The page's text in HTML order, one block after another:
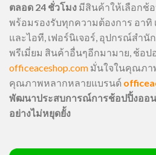
ตลอด 24 ชั่วโมง มีสินค้าให้เลือกช้อ
พร้อมรองรับทุกความต้องการ อาทิ
และไอที, เฟอร์นิเจอร์, อุปกรณ์สำนั
พรีเมี่ยม สินค้าอื่นๆอีกมามาย, ช้อป
officeaceshop.com มั่นใจในคุณภา
คุณภาพหลากหลายแบรนด์
พัฒนาประสบการณ์การช้อปปิ้งออ
อย่างไม่หยุดยั้ง